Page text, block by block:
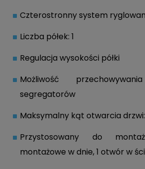
Czterostronny system
Liczba półek: 1
Regulacja wysokości półki
Możliwość
segregatorów
Maksymalny kąt otwarcia drzwi:
Przystosowany do
montażowe w dnie, 1 otwór w